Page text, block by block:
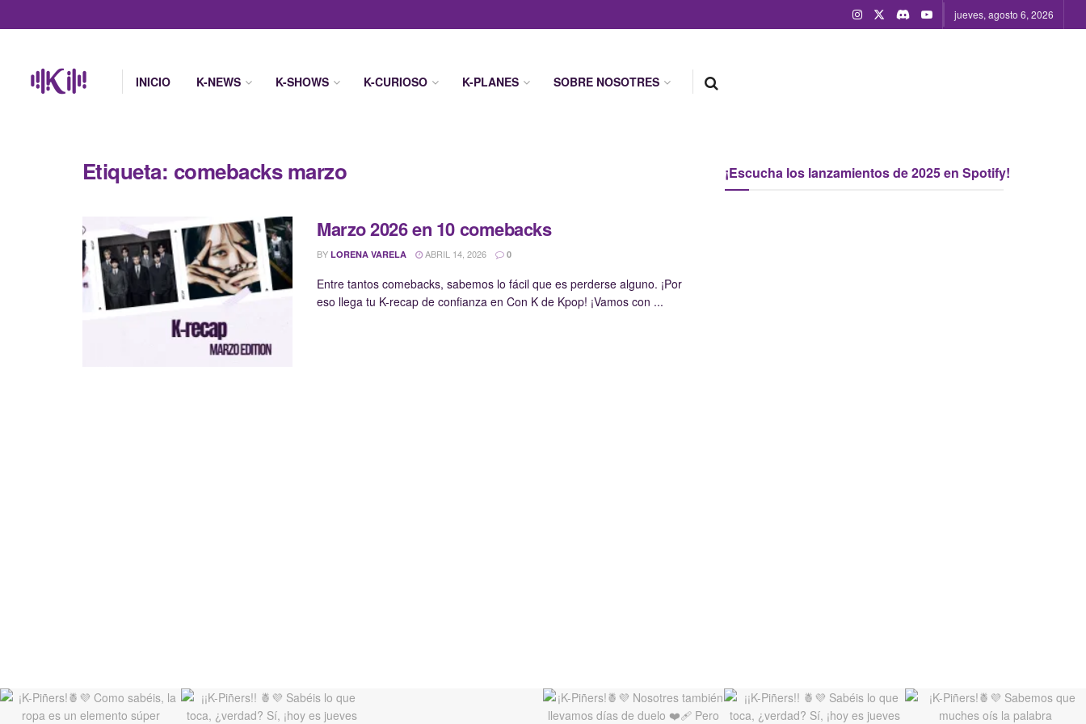
jueves, agosto 6, 2026
INICIO K-NEWS K-SHOWS K-CURIOSO K-PLANES SOBRE NOSOTRES
Etiqueta: comebacks marzo
Marzo 2026 en 10 comebacks
BY LORENA VARELA ABRIL 14, 2026 0
Entre tantos comebacks, sabemos lo fácil que es perderse alguno. ¡Por
eso llega tu K-recap de confianza en Con K de Kpop! ¡Vamos con ...
¡Escucha los lanzamientos de 2025 en Spotify!